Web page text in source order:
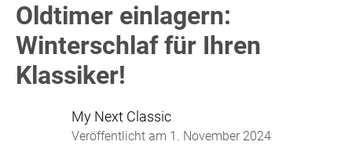
Oldtimer einlagern:
Winterschlaf für Ihren
Klassiker!
My Next Classic
Veröffentlicht am 1. November 2024